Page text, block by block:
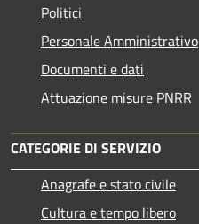
Politici
Personale Amministrativo
Documenti e dati
Attuazione misure PNRR
CATEGORIE DI SERVIZIO
Anagrafe e stato civile
Cultura e tempo libero